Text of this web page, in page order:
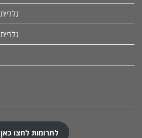
גלריית 2020 – צילום: יואל לוי
גלריית 2019 – צילום: יואל לוי
לתרומות לחצו כאן